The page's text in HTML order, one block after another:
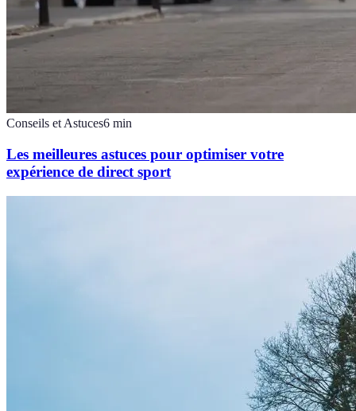
Conseils et Astuces6 min
Les meilleures astuces pour optimiser votre
expérience de direct sport